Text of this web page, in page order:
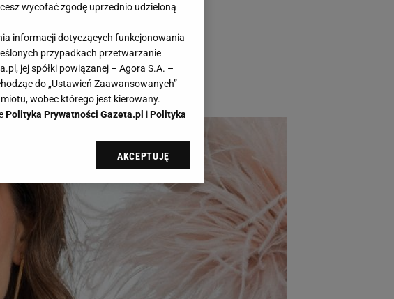
z kolorowymi kamieniami?
biżuteryjne hity, jak i świeże
modelu na lato? Oto nasze
wycofać zgodę uprzednio udzieloną
informacji dotyczących funkcjonowania
przypadkach przetwarzanie
jej spółki powiązanej – Agora S.A. –
do „Ustawień Zaawansowanych”
wobec którego jest kierowany.
Polityka Prywatności Gazeta.pl iPolityka
cookie Gazeta.pl sp. z o.o., jej
dot. przetwarzania danych poprzez
Zaawansowanych”. Zmiana ustawień
celach:
urządzenia do celów identyfikacji.
reklamy i treści, pomiar reklam i treści,
AKCEPTUJĘ